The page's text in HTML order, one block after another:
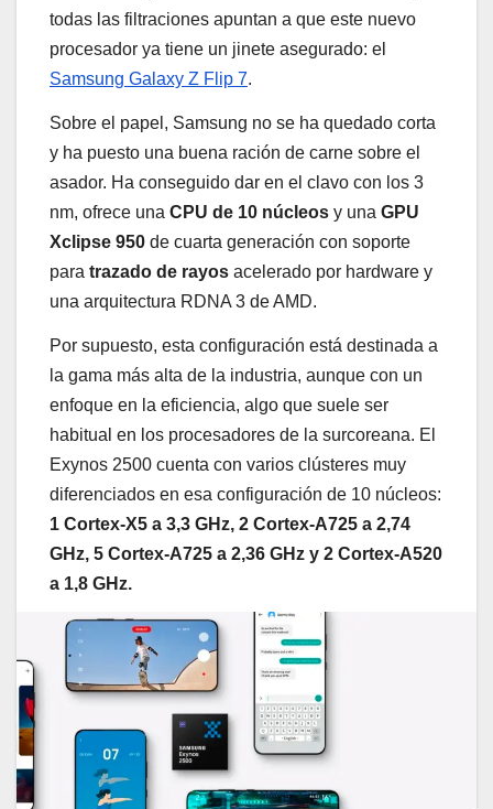
todas las filtraciones apuntan a que este nuevo
procesador ya tiene un jinete asegurado: el
Samsung Galaxy Z Flip 7.
Sobre el papel, Samsung no se ha quedado corta
y ha puesto una buena ración de carne sobre el
asador. Ha conseguido dar en el clavo con los 3
nm, ofrece una CPU de 10 núcleos y una GPU
Xclipse 950 de cuarta generación con soporte
para trazado de rayos acelerado por hardware y
una arquitectura RDNA 3 de AMD.
Por supuesto, esta configuración está destinada a
la gama más alta de la industria, aunque con un
enfoque en la eficiencia, algo que suele ser
habitual en los procesadores de la surcoreana. El
Exynos 2500 cuenta con varios clústeres muy
diferenciados en esa configuración de 10 núcleos:
1 Cortex-X5 a 3,3 GHz, 2 Cortex-A725 a 2,74
GHz, 5 Cortex-A725 a 2,36 GHz y 2 Cortex-A520
a 1,8 GHz.